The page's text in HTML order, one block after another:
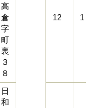
高
倉
字
町
裏
３
８
12 1
日
和